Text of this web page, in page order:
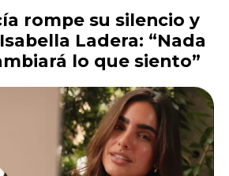
rompe su silencio y
Ladera: “Nada
lo que siento”